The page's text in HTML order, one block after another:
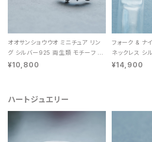
オオサンショウウオ ミニチュア リン
グ シルバー925 両生類 モチーフ レ
ディース ユニセックス
¥10,800
フォーク & ナ
ネックレス シ
¥14,900
ハートジュエリー